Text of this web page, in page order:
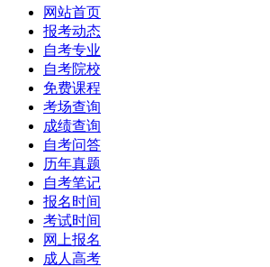
网站首页
报考动态
自考专业
自考院校
免费课程
考场查询
成绩查询
自考问答
历年真题
自考笔记
报名时间
考试时间
网上报名
成人高考